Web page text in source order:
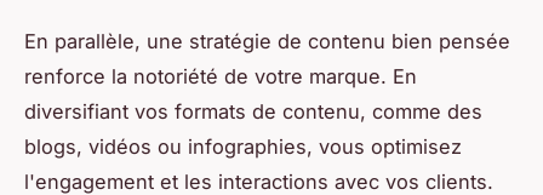
En parallèle, une stratégie de contenu bien pensée
renforce la notoriété de votre marque. En
diversifiant vos formats de contenu, comme des
blogs, vidéos ou infographies, vous optimisez
l'engagement et les interactions avec vos clients.